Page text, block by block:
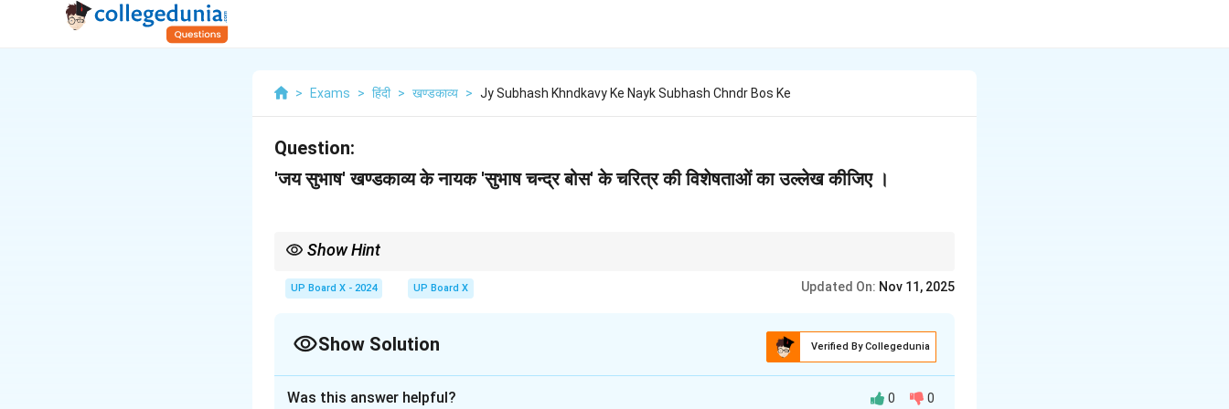
> Exams > हिंदी > खण्डकाव्य > Jy Subhash Khndkavy Ke Nayk Subhash Chndr Bos Ke
Question:
'जय सुभाष' खण्डकाव्य के नायक 'सुभाष चन्द्र बोस' के चरित्र की विशेषताओं का उल्लेख कीजिए ।
Show Hint
उल्लेख करना उत्तर को अधिक प्रामाणिक बनाता है।
UP Board X - 2024 UP Board X Updated On: Nov 11, 2025
Show Solution Verified By Collegedunia
Was this answer helpful? 0 0